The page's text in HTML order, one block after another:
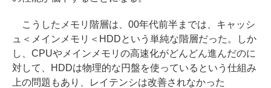
こうしたメモリ階層は、00年代前半までは、キャッシ
ュ＜メインメモリ＜HDDという単純な階層だった。しか
し、CPUやメインメモリの高速化がどんどん進んだのに
対して、HDDは物理的な円盤を使っているという仕組み
上の問題もあり、レイテンシは改善されなかった